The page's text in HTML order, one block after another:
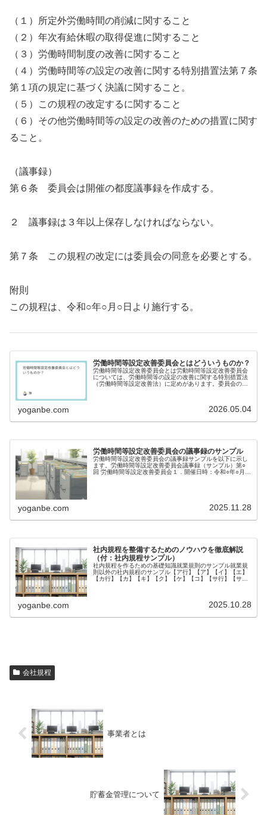
（１）所定外労働時間の削減に関すること
（２）年次有給休暇の取得促進に関すること
（３）労働時間制度の改善に関すること
（４）労働時間等の設定の改善に関する特別措置法第７条
第１項の規定に基づく決議に関すること。
（５）この規程の改定するに関すること
（６）その他労働時間等の設定の改善のための措置に関す
ること。
（議事録）
第６条 委員会は開催の都度議事録を作成する。
２ 議事録は３年以上保存しなければならない。
第７条 この規程の改定には委員会の同意を必要とする。
附則
この規程は、令和○年○月○日より施行する。
労働時間等設定改善委員会とはどういうものか？
労働時間等設定改善委員会とは労動時間等設定改善委員会
については、労働時間等の設定の改善に関する特別措置法
（労働時間等設定改善法）に定めがあります。委員会の設
yoganbe.com 2026.05.04
労働時間等設定改善委員会の議事録のサンプル
労働時間等設定改善委員会の議事録サンプルを以下に示し
ます。労働時間等設定改善委員会議事録（サンプル）第○
回 労働時間等設定改善委員会１．開催日時：令和○年○月○
yoganbe.com 2025.11.28
社内規程を整備するためのノウハウを徹底解説
（付：社内規程サンプル）
社内規程を作るための基礎知識就業規則のサンプル就業規
則以外の社内規程のサンプル【ア行】【ア】【イ】【エ】
【カ行】【カ】【キ】【ク】【ケ】【コ】【サ行】【サ】
yoganbe.com 2025.10.28
会社規程
事業者とは
貯蓄金管理について